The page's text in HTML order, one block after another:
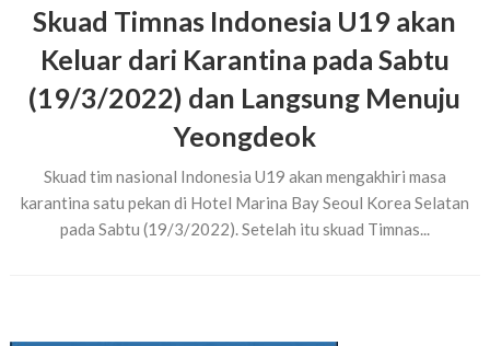
Skuad Timnas Indonesia U19 akan
Keluar dari Karantina pada Sabtu
(19/3/2022) dan Langsung Menuju
Yeongdeok
Skuad tim nasional Indonesia U19 akan mengakhiri masa
karantina satu pekan di Hotel Marina Bay Seoul Korea Selatan
pada Sabtu (19/3/2022). Setelah itu skuad Timnas...